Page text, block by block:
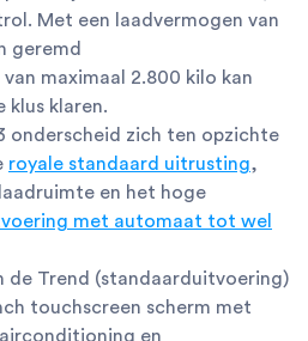
Met een laadvermogen van
geremd
maximaal 2.800 kilo kan
klus klaren.
onderscheid zich ten opzichte
royale standaard uitrusting,
en het hoge
met automaat tot wel
de Trend (standaarduitvoering)
touchscreen scherm met
en